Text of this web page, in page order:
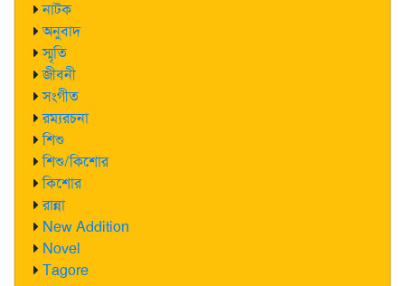
নাটক
অনুবাদ
স্মৃতি
জীবনী
সংগীত
রম্যরচনা
শিশু
শিশু/কিশোর
কিশোর
রান্না
New Addition
Novel
Tagore